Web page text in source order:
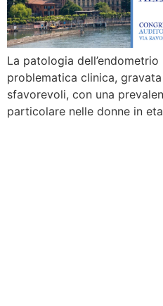
La patologia
problematica clinica,
sfavorevoli, con una
particolare nelle donne in